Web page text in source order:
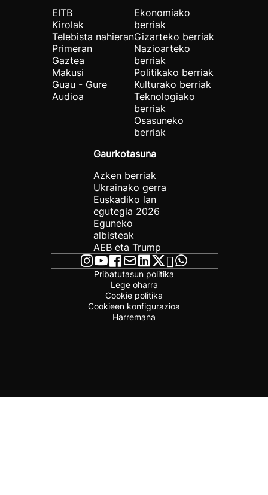
EITB
Kirolak
Telebista nahieran
Primeran
Gaztea
Makusi
Guau - Gure
Audioa
Ekonomiako
berriak
Gizarteko berriak
Nazioarteko
berriak
Politikako berriak
Kulturako berriak
Teknologiako
berriak
Osasuneko
berriak
Gaurkotasuna
Azken berriak
Ukrainako gerra
Euskadiko lan
egutegia 2026
Eguneko
albisteak
AEB eta Trump
Pribatutasun politika
Lege oharra
Cookie politika
Cookieen konfigurazioa
Harremana